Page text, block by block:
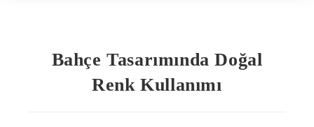
Bahçe Tasarımında Doğal
Renk Kullanımı